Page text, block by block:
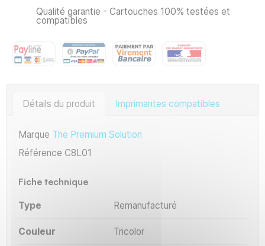
Qualité garantie - Cartouches 100% testées et
compatibles
Détails du produit Imprimantes compatibles
Marque The Premium Solution
Référence C8L01
Fiche technique
Type Remanufacturé
Couleur Tricolor